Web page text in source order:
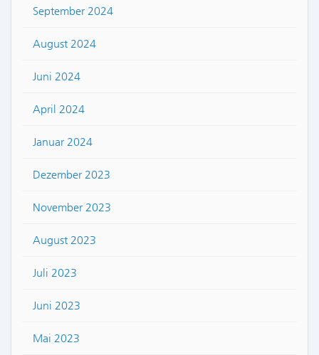
September 2024
August 2024
Juni 2024
April 2024
Januar 2024
Dezember 2023
November 2023
August 2023
Juli 2023
Juni 2023
Mai 2023